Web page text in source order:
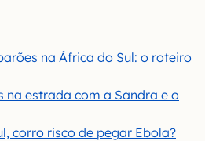
na África do Sul: o roteiro
na estrada com a Sandra e o
corro risco de pegar Ebola?